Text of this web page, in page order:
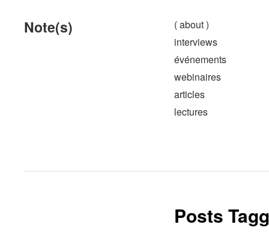
Note(s)
( about )
interviews
événements
webinaires
articles
lectures
Posts